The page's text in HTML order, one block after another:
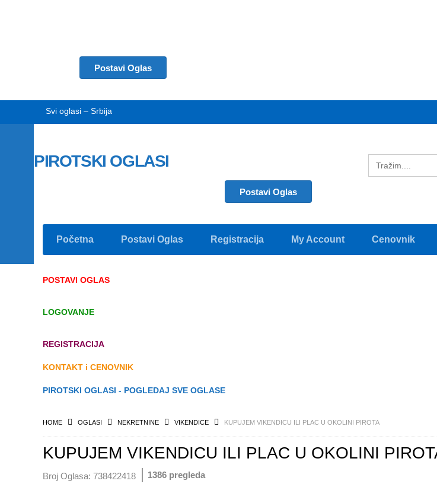
Postavi Oglas
Svi oglasi – Srbija
PIROTSKI OGLASI
Postavi Oglas
Početna Postavi Oglas Registracija My Account Cenovnik
POSTAVI OGLAS
LOGOVANJE
REGISTRACIJA
KONTAKT i CENOVNIK
PIROTSKI OGLASI - POGLEDAJ SVE OGLASE
HOME OGLASI NEKRETNINE VIKENDICE KUPUJEM VIKENDICU ILI PLAC U OKOLINI PIROTA
KUPUJEM VIKENDICU ILI PLAC U OKOLINI
Broj Oglasa: 738422418 1386 pregleda